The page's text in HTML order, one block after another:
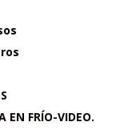
FRÍO-VIDEO.